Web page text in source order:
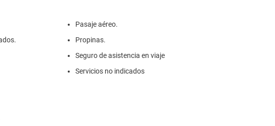
Pasaje aéreo.
Propinas.
Seguro de asistencia en viaje
Servicios no indicados